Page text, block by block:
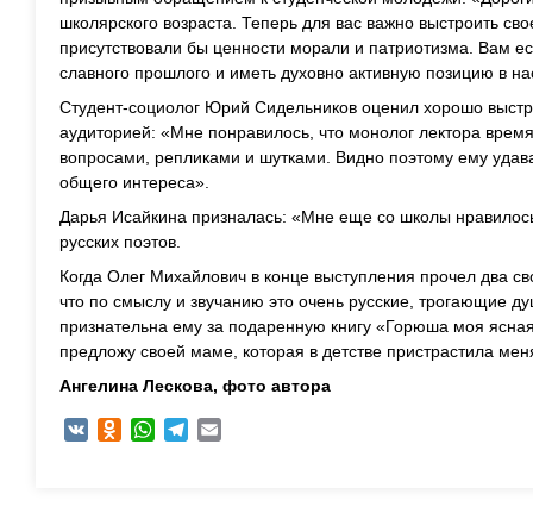
школярского возраста. Теперь для вас важно выстроить
присутствовали бы ценности морали и патриотизма. Вам
славного прошлого и иметь духовно активную позицию в
Студент-социолог Юрий Сидельников оценил хорошо
аудиторией: «Мне понравилось, что монолог лектора
вопросами, репликами и шутками. Видно поэтому ему
общего интереса».
Дарья Исайкина призналась: «Мне еще со школы
русских поэтов.
Когда Олег Михайлович в конце выступления прочел два
что по смыслу и звучанию это очень русские, трогающие
признательна ему за подаренную книгу «Горюша моя
предложу своей маме, которая в детстве пристрастила
Ангелина Лескова, фото автора
VK Odnoklassniki
WhatsAppTelegram